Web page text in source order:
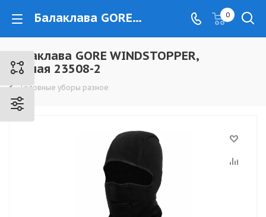
Балаклава GORE WINDSTOPPER, черная 23508-2 - www.kovrovec.ru 0
Балаклава GORE WINDSTOPPER,
черная 23508-2
Головные уборы разное